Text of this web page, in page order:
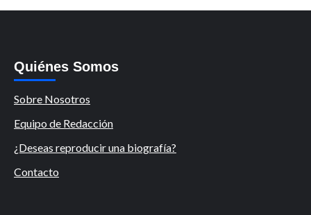
Quiénes Somos
Sobre Nosotros
Equipo de Redacción
¿Deseas reproducir una biografía?
Contacto